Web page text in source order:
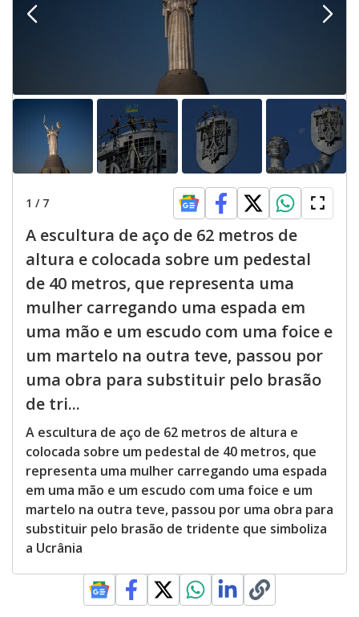
1 / 7
A escultura de aço de 62 metros de
altura e colocada sobre um pedestal
de 40 metros, que representa uma
mulher carregando uma espada em
uma mão e um escudo com uma foice e
um martelo na outra teve, passou por
uma obra para substituir pelo brasão
de tri...
A escultura de aço de 62 metros de altura e
colocada sobre um pedestal de 40 metros, que
representa uma mulher carregando uma espada
em uma mão e um escudo com uma foice e um
martelo na outra teve, passou por uma obra para
substituir pelo brasão de tridente que simboliza
a Ucrânia